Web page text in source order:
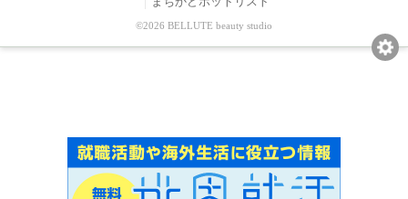
©2026 BELLUTE beauty studio